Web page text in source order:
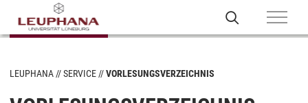
LEUPHANA SERVICE VORLESUNGSVERZEICHNIS